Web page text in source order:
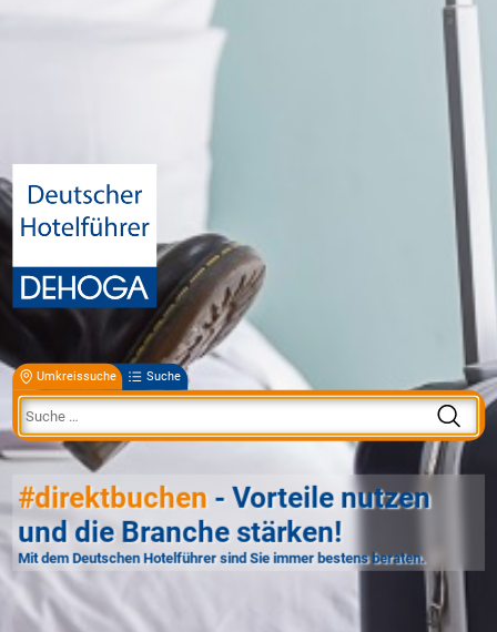
Umkreissuche Suche
#direktbuchen - Vorteile nutzen
und die Branche stärken!
Mit dem Deutschen Hotelführer sind Sie immer bestens beraten.